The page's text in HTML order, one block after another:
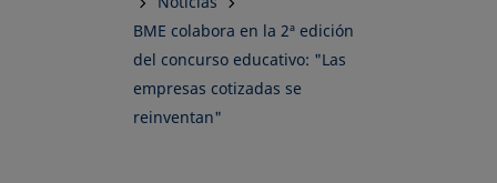
BME colabora en la 2ª edición
del concurso educativo: "Las
empresas cotizadas se
reinventan"